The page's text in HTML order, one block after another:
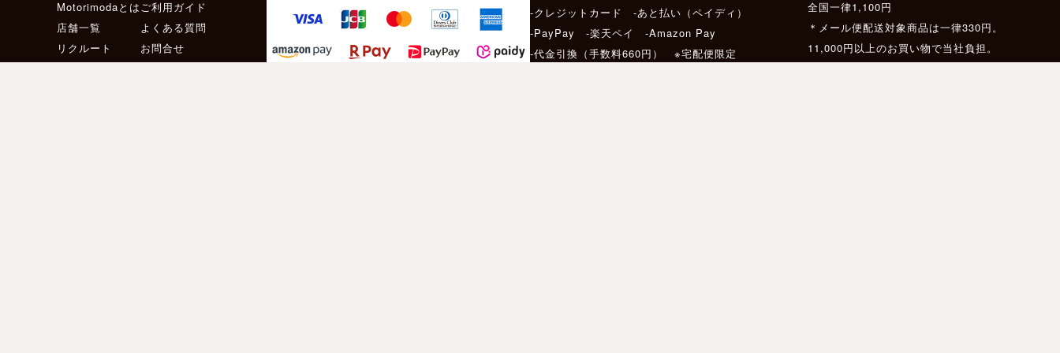
Motorimodaとは
店舗一覧
リクルート
ご利用ガイド
よくある質問
お問合せ
-クレジットカード -あと払い（ペイディ）
-PayPay -楽天ペイ -Amazon Pay
-代金引換（手数料660円） ※宅配便限定
全国一律1,100円
＊メール便配送対象商品は一律330円。
11,000円以上のお買い物で当社負担。